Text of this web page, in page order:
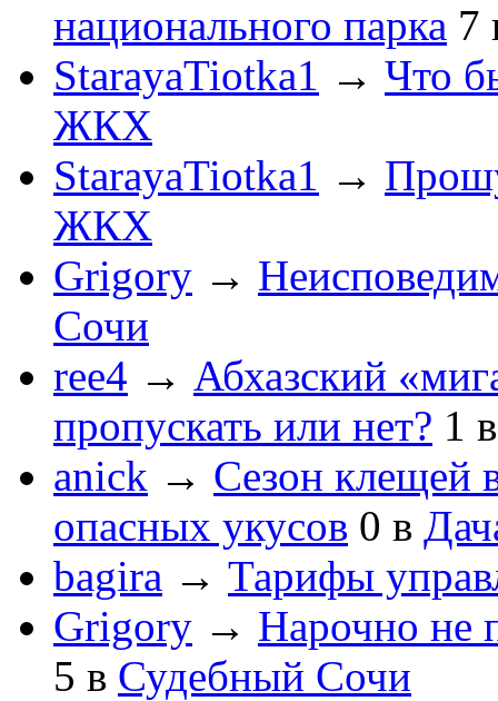
национального парка 7
StarayaTiotka1 → Что
ЖКХ
StarayaTiotka1 →
ЖКХ
Grigory →
Сочи
ree4 → Абхазский
пропускать или нет? 1
anick → Сезон клещей
опасных укусов 0 в
bagira → Тарифы
Grigory → Нарочно не
5 в Судебный Сочи